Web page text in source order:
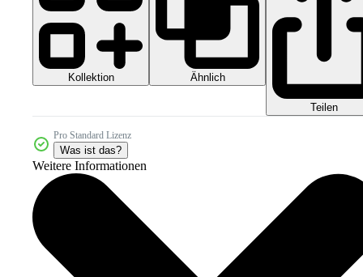
Kollektion Ähnlich
Teilen
Pro Standard Lizenz
Was ist das?
Weitere Informationen